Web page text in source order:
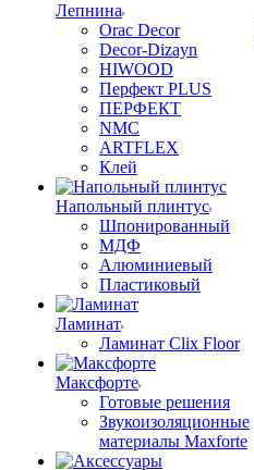
Лепнина
Orac Decor
Decor-Dizayn
HIWOOD
Перфект PLUS
ПЕРФЕКТ
NMC
ARTFLEX
Клей
Напольный плинтус
Шпонированный
МДФ
Алюминиевый
Пластиковый
Ламинат
Ламинат Clix Floor
Максфорте
Готовые решения
Звукоизоляционные
материалы Maxforte